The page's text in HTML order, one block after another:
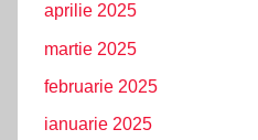
aprilie 2025
martie 2025
februarie 2025
ianuarie 2025